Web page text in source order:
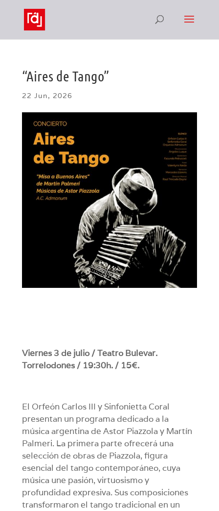
“Aires de Tango”
22 Jun, 2026
Viernes 3 de julio / Teatro Bulevar.
Torrelodones / 19:30h. / 15€.
El Orfeón Carlos III y Sinfonietta Coral
presentan un programa dedicado a la
música argentina de Astor Piazzola y Martín
Palmeri. La primera parte ofrecerá una
selección de obras de Piazzola, figura
esencial del tango contemporáneo, cuya
música une pasión, virtuosismo y
profundidad expresiva. Sus composiciones
transformaron el tango tradicional en un